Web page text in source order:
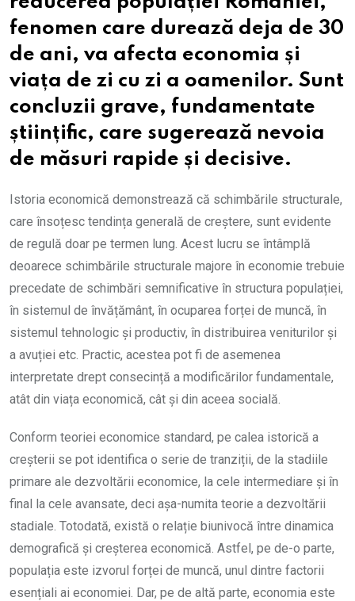
fenomen care durează deja de 30
de ani, va afecta economia și
viața de zi cu zi a oamenilor. Sunt
concluzii grave, fundamentate
științific, care sugerează nevoia
de măsuri rapide și decisive.
Istoria economică demonstrează că schimbările structurale,
care însoțesc tendința generală de creștere, sunt evidente
de regulă doar pe termen lung. Acest lucru se întâmplă
deoarece schimbările structurale majore în economie trebuie
precedate de schimbări semnificative în structura populației,
în sistemul de învățământ, în ocuparea forței de muncă, în
sistemul tehnologic și productiv, în distribuirea veniturilor și
a avuției etc. Practic, acestea pot fi de asemenea
interpretate drept consecință a modificărilor fundamentale,
atât din ​​viața economică, cât și din aceea socială.
Conform teoriei economice standard, pe calea istorică a
creșterii se pot identifica o serie de tranziții, de la stadiile
primare ale dezvoltării economice, la cele intermediare și în
final la cele avansate, deci așa-numita teorie a dezvoltării
stadiale. Totodată, există o relație biunivocă între dinamica
demografică și creșterea economică. Astfel, pe de-o parte,
populația este izvorul forței de muncă, unul dintre factorii
esențiali ai economiei. Dar, pe de altă parte, economia este